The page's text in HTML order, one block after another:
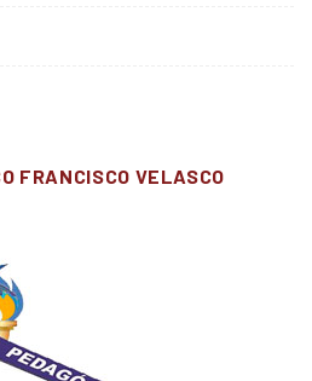
FRANCISCO VELASCO